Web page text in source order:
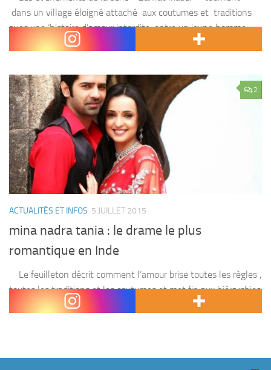
dans un village éloigné attaché aux coutumes et traditions
avec une ‘histoire d’amour interdite, entre un jeune homme
pauvre et une fille riche,...
2
ACTUALITÉS ET INFOS 5 JUILLET 2015
mina nadra tania : le drame le plus
romantique en Inde
Le feuilleton décrit comment l’amour brise toutes les règles ,
toutes les traditions et les coutumes et met fin aux hiérarchies
matérielles et sociales , C’est le cas de l’héros de la...